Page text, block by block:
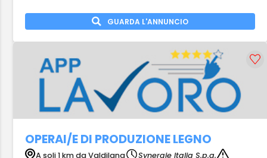
GUARDA L'ANNUNCIO
OPERAI/E DI PRODUZIONE LEGNO
A soli 1 km da Valdilana
Synergie Italia S.p.a.